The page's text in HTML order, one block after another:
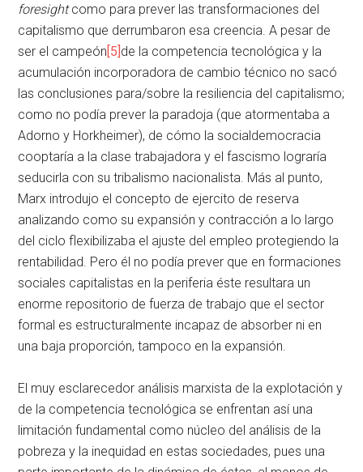
foresightcomo para prever las transformaciones del
capitalismo que derrumbaron esa creencia. A pesar de
ser el campeón[5]de la competencia tecnológica y la
acumulación incorporadora de cambio técnico no sacó
las conclusiones para/sobre la resiliencia del capitalismo;
como no podía prever la paradoja (que atormentaba a
Adorno y Horkheimer), de cómo la socialdemocracia
cooptaría a la clase trabajadora y el fascismo lograría
seducirla con su tribalismo nacionalista. Más al punto,
Marx introdujo el concepto de ejercito de reserva
analizando como su expansión y contracción a lo largo
del ciclo flexibilizaba el ajuste del empleo protegiendo la
rentabilidad. Pero él no podía prever que en formaciones
sociales capitalistas en la periferia éste resultara un
enorme repositorio de fuerza de trabajo que el sector
formal es estructuralmente incapaz de absorber ni en
una baja proporción, tampoco en la expansión.
El muy esclarecedor análisis marxista de la explotación y
de la competencia tecnológica se enfrentan así una
limitación fundamental como núcleo del análisis de la
pobreza y la inequidad en estas sociedades, pues una